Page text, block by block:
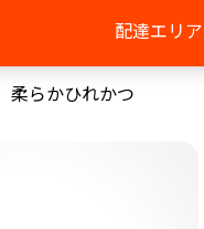
配達エリア
柔らかひれかつ